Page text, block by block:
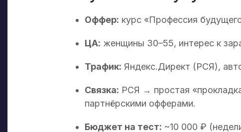
Оффер: курс «Профессия
ЦА: женщины 30–55, интерес к
Трафик: Яндекс.Директ (РСЯ),
Связка: РСЯ → простая
партнёрскими офферами.
Бюджет на тест: ~10 000 ₽